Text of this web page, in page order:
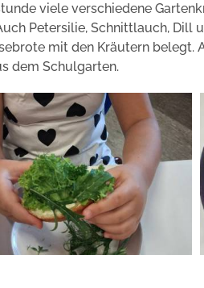
viele verschiedene
Petersilie, Schnittlauch, Dill
mit den Kräutern belegt.
dem Schulgarten.